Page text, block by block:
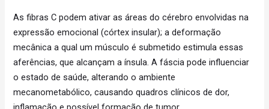
As fibras C podem ativar as áreas do cérebro envolvidas na
expressão emocional (córtex insular); a deformação
mecânica a qual um músculo é submetido estimula essas
aferências, que alcançam a ínsula. A fáscia pode influenciar
o estado de saúde, alterando o ambiente
mecanometabólico, causando quadros clínicos de dor,